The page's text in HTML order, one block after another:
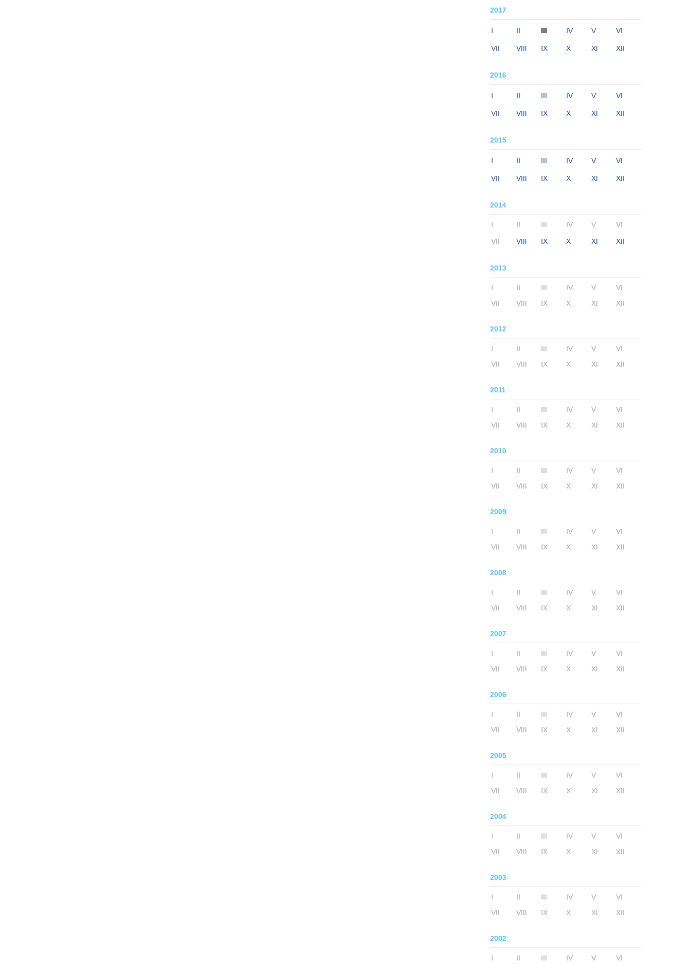
2017
I II III IV V VI
VII VIII IX X XI XII
2016
I II III IV V VI
VII VIII IX X XI XII
2015
I II III IV V VI
VII VIII IX X XI XII
2014
I II III IV V VI
VII VIII IX X XI XII
2013
I II III IV V
VI
VII
VIII IX X XI XII
2012
I II III IV V
VI
VII
VIII IX X XI XII
2011
I II III IV V
VI
VII
VIII IX X XI XII
2010
I II III IV V
VI
VII
VIII IX X XI XII
2009
I II III IV V
VI
VII
VIII IX X XI XII
2008
I II III IV V
VI
VII
VIII IX X XI XII
2007
I II III IV V
VI
VII
VIII IX X XI XII
2006
I II III IV V
VI
VII
VIII IX X XI XII
2005
I II III IV V
VI
VII
VIII IX X XI XII
2004
I II III IV V
VI
VII
VIII IX X XI XII
2003
I II III IV V
VI
VII
VIII IX X XI XII
2002
I II III IV V VI